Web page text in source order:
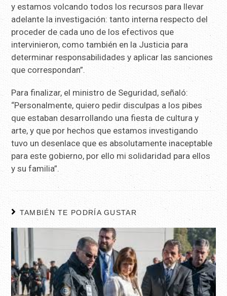
y estamos volcando todos los recursos para llevar
adelante la investigación: tanto interna respecto del
proceder de cada uno de los efectivos que
intervinieron, como también en la Justicia para
determinar responsabilidades y aplicar las sanciones
que correspondan”.
Para finalizar, el ministro de Seguridad, señaló:
“Personalmente, quiero pedir disculpas a los pibes
que estaban desarrollando una fiesta de cultura y
arte, y que por hechos que estamos investigando
tuvo un desenlace que es absolutamente inaceptable
para este gobierno, por ello mi solidaridad para ellos
y su familia”.
TAMBIÉN TE PODRÍA GUSTAR